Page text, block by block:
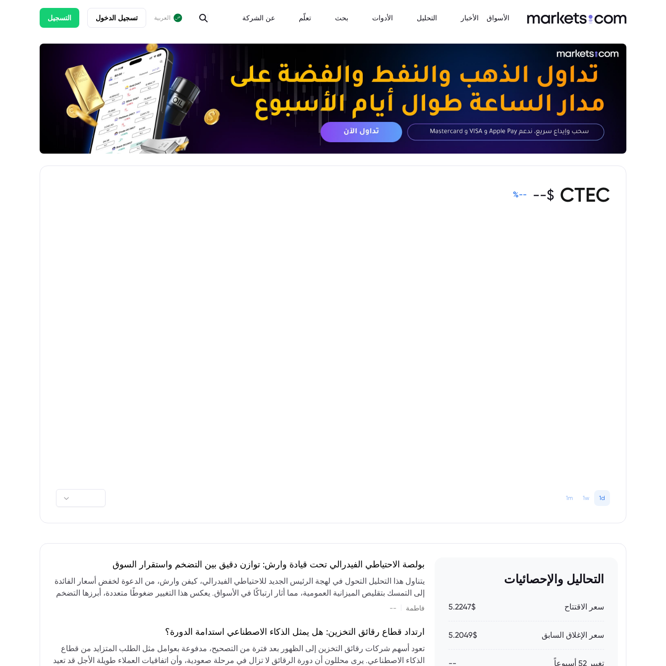
الأسواق الأخبار التحليل الأدوات بحث تعلّم عن الشركة العربية تسجيل الدخول التسجيل
CTEC
$
--
--
%
1d
1w
1m
التحاليل والإحصائيات
سعر الاقتتاح 5.2247$
سعر الإغلاق السابق 5.2049$
تغيير 52 أسبوعاً --
بولصة الاحتياطي الفيدرالي تحت قيادة وارش: توازن دقيق بين التضخم واستقرار السوق
يتناول هذا التحليل التحول في لهجة الرئيس الجديد للاحتياطي الفيدرالي، كيفن وارش، من الدعوة لخفض أسعار الفائدة
إلى التمسك بتقليص الميزانية العمومية، مما أثار ارتباكًا في الأسواق. يعكس هذا التغيير ضغوطًا متعددة، أبرزها التضخم
المستمر، والعجز المالي الكبير، والتوترات الجيوسياسية في الشرق الأوسط، التي تقيد خيارات خفض الفائدة أو خفض
وتجنب التدابير الاستفزازية التي قد تزعزع استقرار السوق.
فاطمة --
ارتداد قطاع رقائق التخزين: هل يمثل الذكاء الاصطناعي استدامة الدورة؟
تعود أسهم شركات رقائق التخزين إلى الظهور بعد فترة من التصحيح، مدفوعة بعوامل مثل الطلب المتزايد من قطاع
الذكاء الاصطناعي. يرى محللون أن دورة الرقائق لا تزال في مرحلة صعودية، وأن اتفاقيات العملاء طويلة الأجل قد تعيد